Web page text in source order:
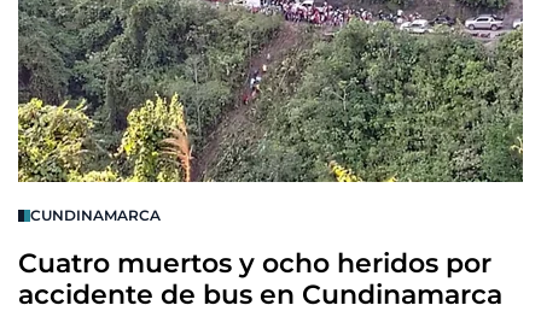
CUNDINAMARCA
Cuatro muertos y ocho heridos por
accidente de bus en Cundinamarca